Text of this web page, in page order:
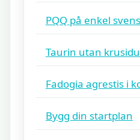
PQQ på enkel
Taurin utan
Fadogia agrestis i
Bygg din startplan